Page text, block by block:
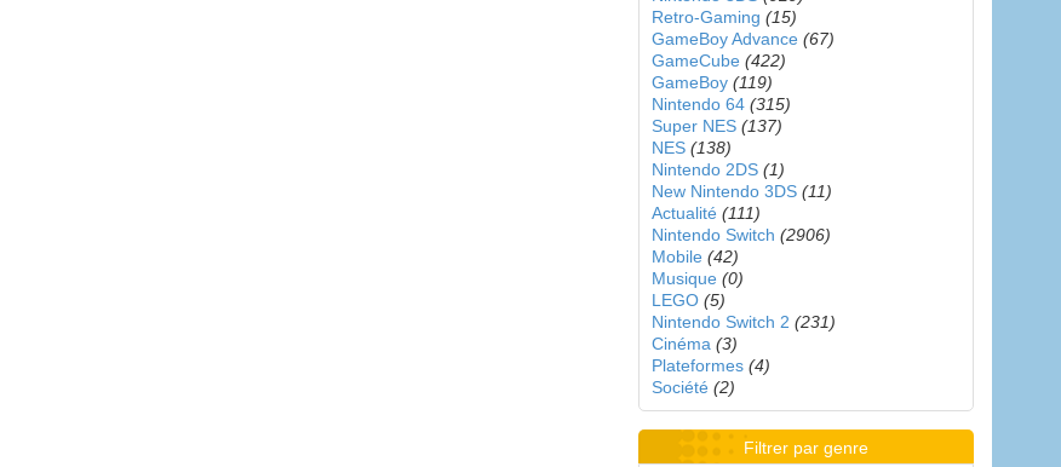
Retro-Gaming (15)
GameBoy Advance (67)
GameCube (422)
GameBoy (119)
Nintendo 64 (315)
Super NES (137)
NES (138)
Nintendo 2DS (1)
New Nintendo 3DS (11)
Actualité (111)
Nintendo Switch (2906)
Mobile (42)
Musique (0)
LEGO (5)
Nintendo Switch 2 (231)
Cinéma (3)
Plateformes (4)
Société (2)
Filtrer par genre